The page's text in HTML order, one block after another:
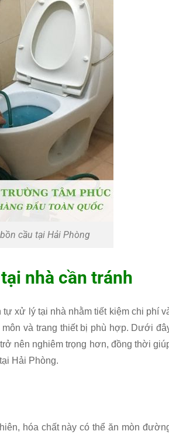
cầu tại Hải Phòng
nhà cần tránh
xử lý tại nhà nhằm tiết kiệm chi phí
và trang thiết bị phù hợp. Dưới
nên nghiêm trọng hơn, đồng thời
Hải Phòng.
hóa chất này có thể ăn mòn